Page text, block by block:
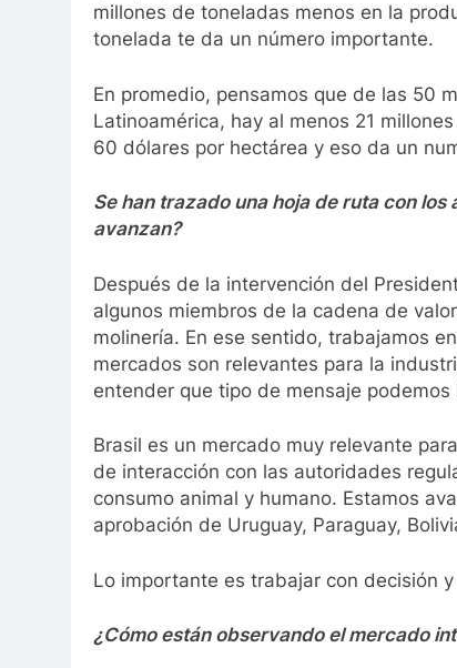
millones de toneladas menos en la
tonelada te da un número importante.
En promedio, pensamos que de las 50
Latinoamérica, hay al menos 21
60 dólares por hectárea y eso da un
Se han trazado una hoja de ruta con
avanzan?
Después de la intervención del
algunos miembros de la cadena de
molinería. En ese sentido, trabajamos
mercados son relevantes para la
entender que tipo de mensaje podemos
Brasil es un mercado muy relevante
de interacción con las autoridades
consumo animal y humano. Estamos
aprobación de Uruguay, Paraguay,
Lo importante es trabajar con decisión
¿Cómo están observando el mercado